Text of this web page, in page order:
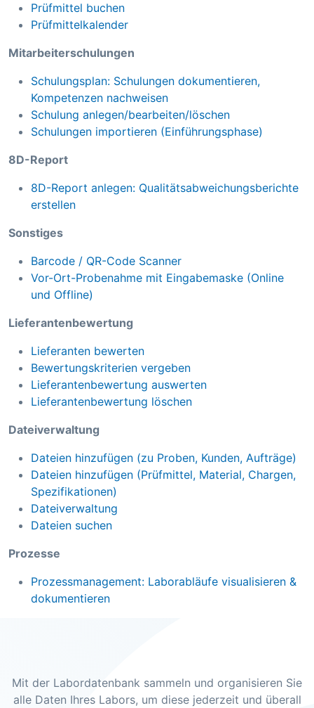
Prüfmittel buchen
Prüfmittelkalender
Mitarbeiterschulungen
Schulungsplan: Schulungen dokumentieren,
Kompetenzen nachweisen
Schulung anlegen/bearbeiten/löschen
Schulungen importieren (Einführungsphase)
8D-Report
8D-Report anlegen: Qualitätsabweichungsberichte
erstellen
Sonstiges
Barcode / QR-Code Scanner
Vor-Ort-Probenahme mit Eingabemaske (Online
und Offline)
Lieferantenbewertung
Lieferanten bewerten
Bewertungskriterien vergeben
Lieferantenbewertung auswerten
Lieferantenbewertung löschen
Dateiverwaltung
Dateien hinzufügen (zu Proben, Kunden, Aufträge)
Dateien hinzufügen (Prüfmittel, Material, Chargen,
Spezifikationen)
Dateiverwaltung
Dateien suchen
Prozesse
Prozessmanagement: Laborabläufe visualisieren &
dokumentieren
Mit der Labordatenbank sammeln und organisieren Sie
alle Daten Ihres Labors, um diese jederzeit und überall